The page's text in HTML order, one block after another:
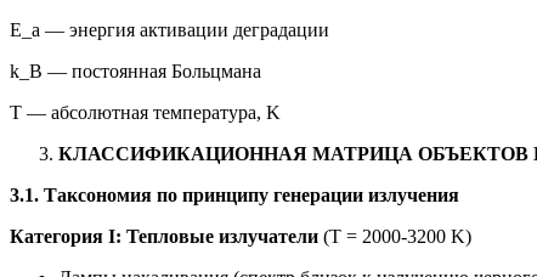
E_a — энергия активации деградации
k_B — постоянная Больцмана
T — абсолютная температура, K
КЛАССИФИКАЦИОННАЯ МАТРИЦА ОБЪЕКТОВ
3.1. Таксономия по принципу генерации излучения
Категория I: Тепловые излучатели (Т = 2000-3200 K)